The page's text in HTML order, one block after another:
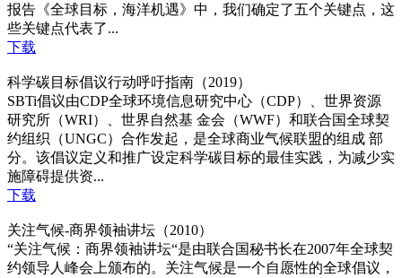
报告《全球⽬标，海洋机遇》中，我们确定了五个关键点，这
些关键点代表了...
下载
科学碳目标倡议行动呼吁指南（2019）
SBTi倡议由CDP全球环境信息研究中心（CDP）、世界资源
研究所（WRI）、世界自然基 金会（WWF）和联合国全球契
约组织（UNGC）合作发起，是全球商业气候联盟的组成 部
分。该倡议定义和推广设定科学碳目标的最佳实践，为减少实
施障碍提供资...
下载
关注气候-商界领袖讲坛（2010）
“关注气候：商界领袖讲坛“是由联合国秘书长在2007年全球契
约领导人峰会上颁布的。关注气候是一个自愿性的全球倡议，